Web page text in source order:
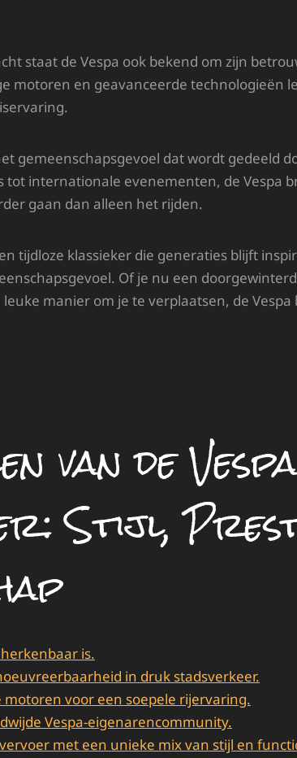
staat de Vespa ook bekend om zijn
motoren en geavanceerde technologieën
gemeenschapsgevoel dat wordt gedeeld
tot internationale evenementen, de Vespa
gaan dan alleen het rijden.
tijdloze klassieker die generaties blijft
Of je nu een
manier om je te verplaatsen, de
van de Vespa
Stijl,
is.
in druk stadsverkeer.
voor een soepele rijervaring.
Vespa-eigenarencommunity.
met een unieke mix van stijl en